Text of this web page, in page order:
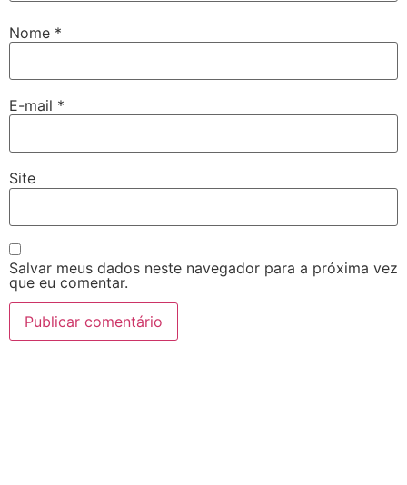
Nome *
E-mail *
Site
Salvar meus dados neste navegador para a próxima vez
que eu comentar.